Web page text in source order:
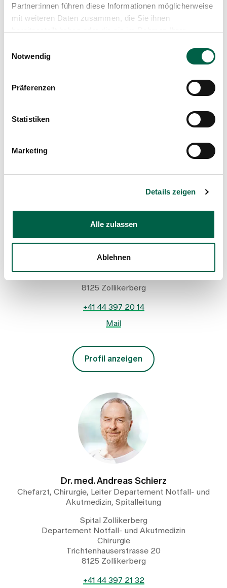
Partner:innen führen diese Informationen möglicherweise
mit weiteren Daten zusammen, die Sie ihnen
Notwendig
Präferenzen
Statistiken
Marketing
Details zeigen
Alle zulassen
Ablehnen
Trichtenhauserstrasse 20
8125 Zollikerberg
+41 44 397 21 32
und Akutmedizin, Spitalleitung
Departement Notfall- und Akutmedizin
8125 Zollikerberg
+41 44 397 20 14
Mail
Profil anzeigen
Dr. med. Andreas Schierz
Chefarzt, Chirurgie, Leiter Departement Notfall- und
Akutmedizin, Spitalleitung
Spital Zollikerberg
Departement Notfall- und Akutmedizin
Chirurgie
Trichtenhauserstrasse 20
8125 Zollikerberg
+41 44 397 21 32